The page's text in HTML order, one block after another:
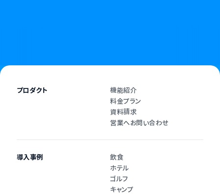
プロダクト
機能紹介
料金プラン
資料請求
営業へお問い合わせ
導入事例
飲食
ホテル
ゴルフ
キャンプ